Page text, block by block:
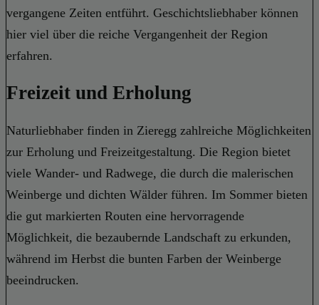
vergangene Zeiten entführt. Geschichtsliebhaber können
hier viel über die reiche Vergangenheit der Region
erfahren.
Freizeit und Erholung
Naturliebhaber finden in Zieregg zahlreiche Möglichkeiten
zur Erholung und Freizeitgestaltung. Die Region bietet
viele Wander- und Radwege, die durch die malerischen
Weinberge und dichten Wälder führen. Im Sommer bieten
die gut markierten Routen eine hervorragende
Möglichkeit, die bezaubernde Landschaft zu erkunden,
während im Herbst die bunten Farben der Weinberge
beeindrucken.